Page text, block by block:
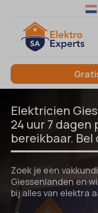
Elektricien
24 uur 7 dagen
bereikbaar.
Zoek je een
Giessenlanden en
bij alles van elektra